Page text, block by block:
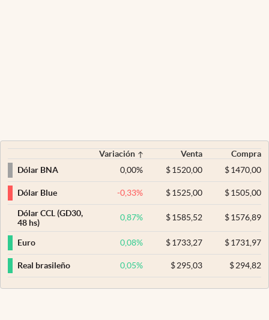
Variación Venta
Compra
Dólar BNA
0,00% $ 1520,00 $1470,00
Dólar Blue -0,33% $ 1525,00 $1505,00
Dólar CCL (GD30,
48 hs)
0,87% $ 1585,52 $1576,89
Euro 0,08% $ 1733,27 $1731,97
Real brasileño 0,05% $ 295,03 $294,82